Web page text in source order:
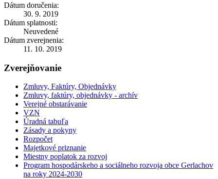
Dátum doručenia:
30. 9. 2019
Dátum splatnosti:
Neuvedené
Dátum zverejnenia:
11. 10. 2019
Zverejňovanie
Zmluvy, Faktúry, Objednávky
Zmluvy, faktúry, objednávky - archív
Verejné obstarávanie
VZN
Úradná tabuľa
Zásady a pokyny
Rozpočet
Majetkové priznanie
Miestny poplatok za rozvoj
Program hospodárskeho a sociálneho rozvoja obce Gerlachov
na roky 2024-2030